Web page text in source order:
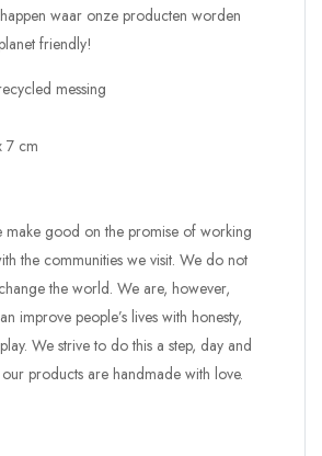
waar onze producten worden
friendly!
messing
7 cm
good on the promise of working
the communities we visit. We do not
the world. We are, however,
improve people’s lives with honesty,
We strive to do this a step, day and
products are handmade with love.